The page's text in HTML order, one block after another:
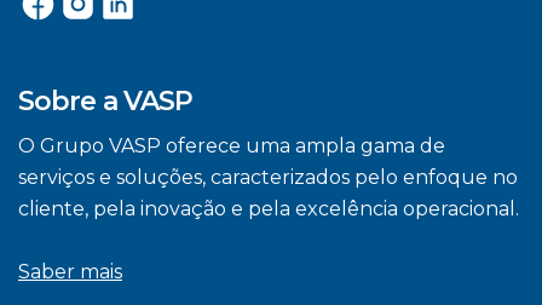
Sobre a VASP
O Grupo VASP oferece uma ampla gama de
serviços e soluções, caracterizados pelo enfoque no
cliente, pela inovação e pela excelência operacional.
Saber mais